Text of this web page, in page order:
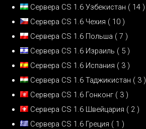
Сервера CS 1.6 Узбекистан ( 14 )
Сервера CS 1.6 Чехия ( 10 )
Сервера CS 1.6 Польша ( 7 )
Сервера CS 1.6 Израиль ( 5 )
Сервера CS 1.6 Испания ( 3 )
Сервера CS 1.6 Таджикистан ( 3 )
Сервера CS 1.6 Гонконг ( 3 )
Сервера CS 1.6 Швейцария ( 2 )
Сервера CS 1.6 Греция ( 1 )